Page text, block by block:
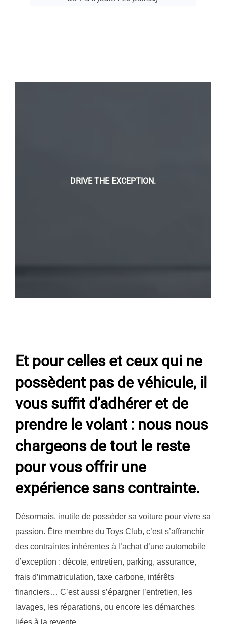
DRIVE THE EXCEPTION.
Et pour celles et ceux qui ne
possèdent pas de véhicule, il
vous suffit d’adhérer et de
prendre le volant : nous nous
chargeons de tout le reste
pour vous offrir une
expérience sans contrainte.
Désormais, inutile de posséder sa voiture pour vivre sa
passion. Être membre du Toys Club, c’est s’affranchir
des contraintes inhérentes à l’achat d’une automobile
d’exception : décote, entretien, parking, assurance,
frais d’immatriculation, taxe carbone, intérêts
financiers… C’est aussi s’épargner l’entretien, les
lavages, les réparations, ou encore les démarches
liées à la revente